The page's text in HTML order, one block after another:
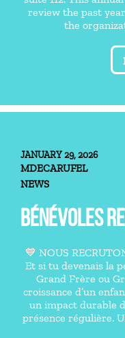
review the past
the
JANUARY 29, 2026
MDECARUFEL
NEWS
BÉNÉVOLES
💙 NOUS
Et si tu devenais la
Grand Frère ou
croissance d’un
un impact durable
présence régulière.